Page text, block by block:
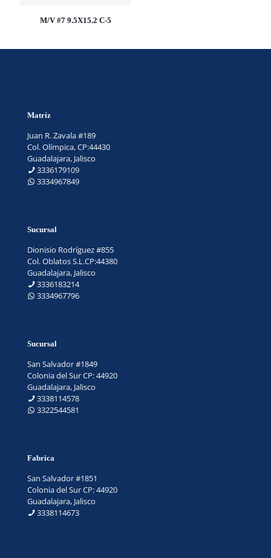
M/V #7 9.5X15.2 C-5
Matríz
Juan R. Zavala #189
Col. Olímpica, CP:44430
Guadalajara, Jalisco
3336179109
3334967849
Sucursal
Dionisio Rodríguez #855
Col. Oblatos S.L.CP:44380
Guadalajara, Jalisco
3336183214
3334967796
Sucursal
San Salvador #1849
Colonia del Sur CP: 44920
Guadalajara, Jalisco
3338114578
3322544581
Fabrica
San Salvador #1851
Colonia del Sur CP: 44920
Guadalajara, Jalisco
3338114673